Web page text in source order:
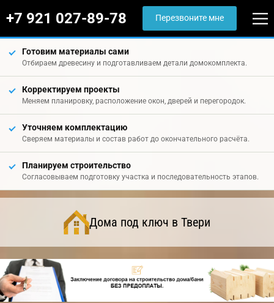
+7 921 027-89-78 Перезвоните мне
Готовим материалы сами
Отбираем древесину и подготавливаем детали домокомплекта.
Корректируем проекты
Меняем планировку, расположение окон, дверей и перегородок.
Уточняем комплектацию
Сверяем материалы и состав работ до окончательного расчёта.
Планируем строительство
Согласовываем подготовку участка и последовательность этапов.
Дома под ключ в Твери